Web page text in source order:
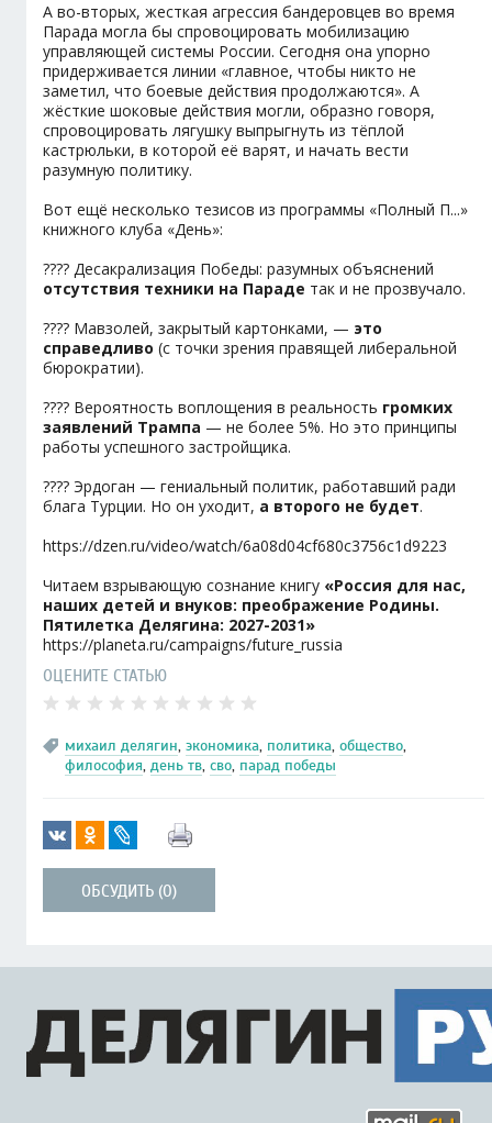
А во-вторых, жесткая агрессия бандеровцев во время
Парада могла бы спровоцировать мобилизацию
управляющей системы России. Сегодня она упорно
придерживается линии «главное, чтобы никто не
заметил, что боевые действия продолжаются». А
жёсткие шоковые действия могли, образно говоря,
спровоцировать лягушку выпрыгнуть из тёплой
кастрюльки, в которой её варят, и начать вести
разумную политику.
Вот ещё несколько тезисов из программы «Полный П...»
книжного клуба «День»:
???? Десакрализация Победы: разумных объяснений
отсутствия техники на Параде так и не прозвучало.
???? Мавзолей, закрытый картонками, — это
справедливо (с точки зрения правящей либеральной
бюрократии).
???? Вероятность воплощения в реальность громких
заявлений Трампа — не более 5%. Но это принципы
работы успешного застройщика.
???? Эрдоган — гениальный политик, работавший ради
блага Турции. Но он уходит, а второго не будет.
https://dzen.ru/video/watch/6a08d04cf680c3756c1d9223
Читаем взрывающую сознание книгу «Россия для нас,
наших детей и внуков: преображение Родины.
Пятилетка Делягина: 2027-2031»
https://planeta.ru/campaigns/future_russia
ОЦЕНИТЕ СТАТЬЮ
михаил делягин, экономика, политика, общество,
философия, день тв, сво, парад победы
ОБСУДИТЬ (0)